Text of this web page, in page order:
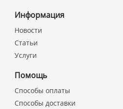
Информация
Новости
Статьи
Услуги
Помощь
Способы оплаты
Способы доставки